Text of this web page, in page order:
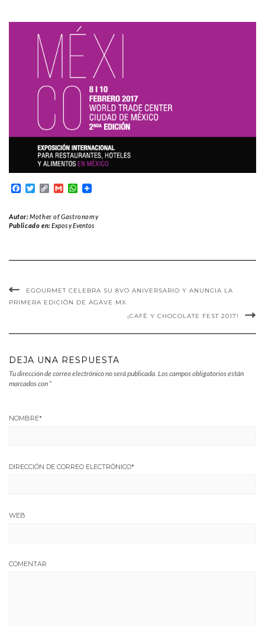
Facebook
TwitterCopyGmailWhatsApp
Autor:Mother of Gastronomy
Publicado en:Expos y Eventos
EGOURMET CELEBRA SU 8VO ANIVERSARIO Y ANUNCIA LA
PRIMERA EDICIÓN DE AGAVE MX
¡CAFÉ Y CHOCOLATE FEST 2017!
DEJA UNA RESPUESTA
Tu dirección de correo electrónico no será publicada. Los campos obligatorios están
marcados con *
NOMBRE*
DIRECCIÓN DE CORREO ELECTRÓNICO*
WEB
COMENTAR